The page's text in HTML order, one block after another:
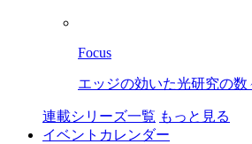
Focus
エッジの効いた光研究の数
連載シリーズ一覧 もっと見る
イベントカレンダー